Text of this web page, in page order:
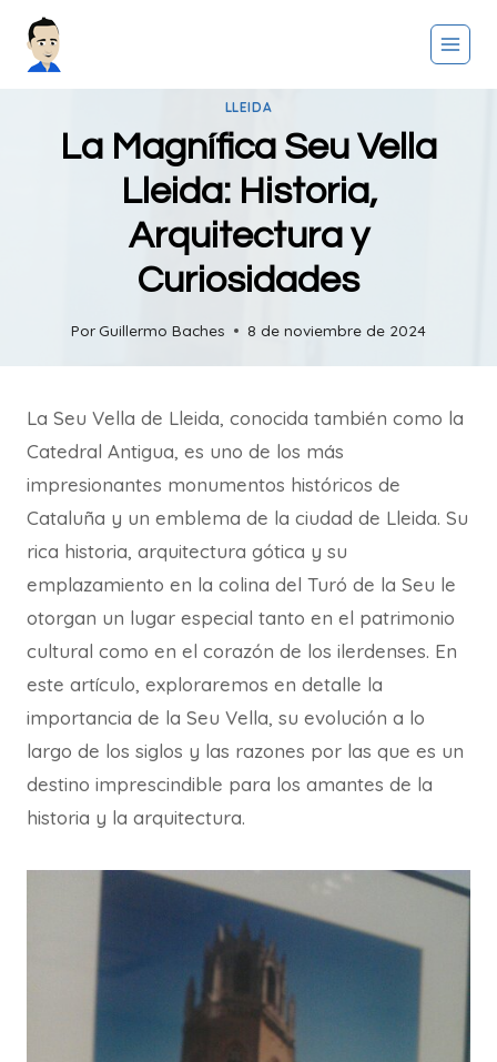
Saltar
LLEIDA
La Magnífica Seu Vella
Lleida: Historia,
Arquitectura y
Curiosidades
PorGuillermo Baches 8 de noviembre de 2024
La Seu Vella de Lleida, conocida también como la
Catedral Antigua, es uno de los más
impresionantes monumentos históricos de
Cataluña y un emblema de la ciudad de Lleida. Su
rica historia, arquitectura gótica y su
emplazamiento en la colina del Turó de la Seu le
otorgan un lugar especial tanto en el patrimonio
cultural como en el corazón de los ilerdenses. En
este artículo, exploraremos en detalle la
importancia de la Seu Vella, su evolución a lo
largo de los siglos y las razones por las que es un
destino imprescindible para los amantes de la
historia y la arquitectura.